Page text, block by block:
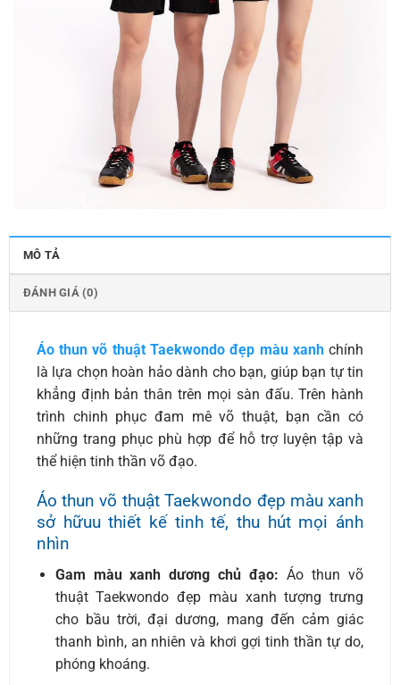
MÔ TẢ
ĐÁNH GIÁ (0)
Áo thun võ thuật Taekwondo đẹp màu xanhchính
là lựa chọn hoàn hảo dành cho bạn, giúp bạn tự tin
khẳng định bản thân trên mọi sàn đấu. Trên hành
trình chinh phục đam mê võ thuật, bạn cần có
những trang phục phù hợp để hỗ trợ luyện tập và
thể hiện tinh thần võ đạo.
Áo thun võ thuật Taekwondo đẹp màu xanh
sở hữuu thiết kế tinh tế, thu hút mọi ánh
nhìn
Gam màu xanh dương chủ đạo: Áo thun võ
thuật Taekwondo đẹp màu xanh tượng trưng
cho bầu trời, đại dương, mang đến cảm giác
thanh bình, an nhiên và khơi gợi tinh thần tự do,
phóng khoáng.